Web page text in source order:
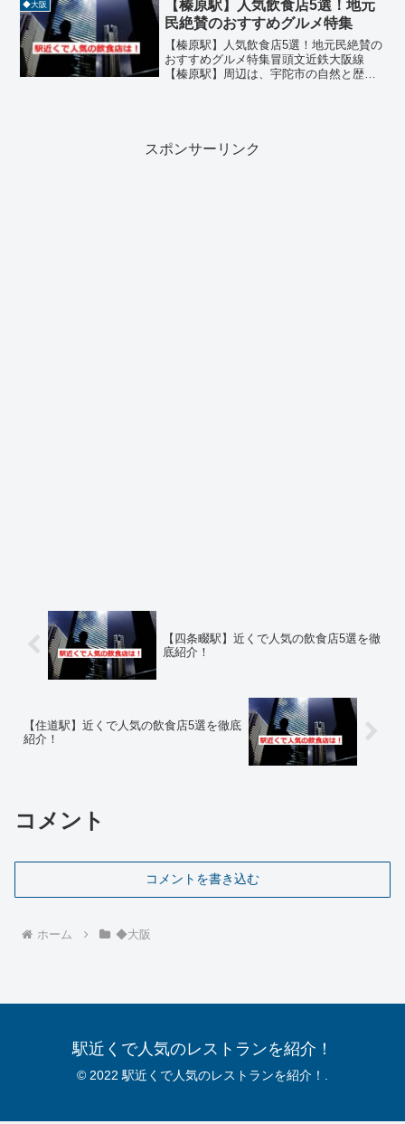
と変化を遂げている最中...
◆大阪
【榛原駅】人気飲食店5選！地元
民絶賛のおすすめグルメ特集
【榛原駅】人気飲食店5選！地元民絶賛の
おすすめグルメ特集冒頭文近鉄大阪線
【榛原駅】周辺は、宇陀市の自然と歴史
スポンサーリンク
【四条畷駅】近くで人気の飲食店5選を徹
底紹介！
【住道駅】近くで人気の飲食店5選を徹底
紹介！
コメント
コメントを書き込む
ホーム ◆大阪
駅近くで人気のレストランを紹介！
© 2022 駅近くで人気のレストランを紹介！.